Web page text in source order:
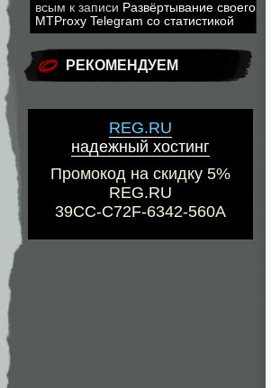
всым к записи Развёртывание своего
MTProxy Telegram со статистикой
РЕКОМЕНДУЕМ
REG.RU
надежный хостинг
Промокод на скидку 5%
REG.RU
39CC-C72F-6342-560A